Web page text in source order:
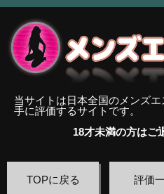
当サイトは日本全国のメンズ
手に評価するサイトです。
18才未満の方はご
TOPに戻る 評価